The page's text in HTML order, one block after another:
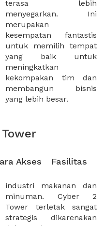
yang lebih besar.
Akses Fasilitas